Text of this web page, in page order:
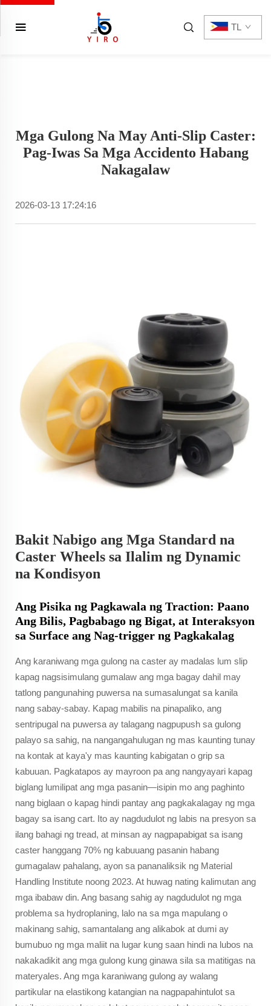
TL
Mga Gulong Na May Anti-Slip Caster:
Pag-Iwas Sa Mga Accidento Habang
Nakagalaw
2026-03-13 17:24:16
Bakit Nabigo ang Mga Standard na
Caster Wheels sa Ilalim ng Dynamic
na Kondisyon
Ang Pisika ng Pagkawala ng Traction: Paano
Ang Bilis, Pagbabago ng Bigat, at Interaksyon
sa Surface ang Nag-trigger ng Pagkakalag
Ang karaniwang mga gulong na caster ay madalas lum slip
kapag nagsisimulang gumalaw ang mga bagay dahil may
tatlong pangunahing puwersa na sumasalungat sa kanila
nang sabay-sabay. Kapag mabilis na pinapaliko, ang
sentripugal na puwersa ay talagang nagpupush sa gulong
palayo sa sahig, na nangangahulugan ng mas kaunting tunay
na kontak at kaya'y mas kaunting kabigatan o grip sa
kabuuan. Pagkatapos ay mayroon pa ang nangyayari kapag
biglang lumilipat ang mga pasanin—isipin mo ang paghinto
nang biglaan o kapag hindi pantay ang pagkakalagay ng mga
bagay sa isang cart. Ito ay nagdudulot ng labis na presyon sa
ilang bahagi ng tread, at minsan ay nagpapabigat sa isang
caster hanggang 70% ng kabuuang pasanin habang
gumagalaw pahalang, ayon sa pananaliksik ng Material
Handling Institute noong 2023. At huwag nating kalimutan ang
mga ibabaw din. Ang basang sahig ay nagdudulot ng mga
problema sa hydroplaning, lalo na sa mga mapulang o
makinang sahig, samantalang ang alikabok at dumi ay
bumubuo ng mga maliit na lugar kung saan hindi na lubos na
nakakadikit ang mga gulong kung ginawa sila sa matitigas na
materyales. Ang mga karaniwang gulong ay walang
partikular na elastikong katangian na nagpapahintulot sa